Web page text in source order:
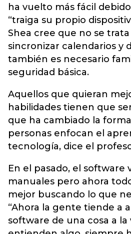
ha vuelto más fácil
“traiga su propio
Shea cree que no se trata
sincronizar calendarios y
también es necesario
seguridad básica.
Aquellos que quieran
habilidades tienen que
que ha cambiado la
personas enfocan el
tecnología, dice el
En el pasado, el software
manuales pero ahora
mejor buscando lo que
“Ahora la gente tiende a
software de una cosa a la